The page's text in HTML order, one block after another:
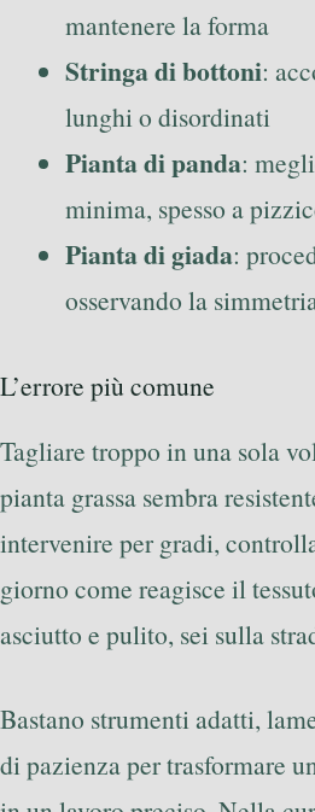
mantenere la forma
Stringa di bottoni:
lunghi o disordinati
Pianta di panda:
minima, spesso a
Pianta di giada:
osservando la
L’errore più comune
Tagliare troppo in una sola
pianta grassa sembra
intervenire per gradi,
giorno come reagisce il
asciutto e pulito, sei sulla
Bastano strumenti adatti,
di pazienza per trasformare